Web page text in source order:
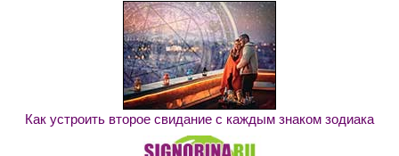
Как устроить второе свидание с каждым знаком зодиака